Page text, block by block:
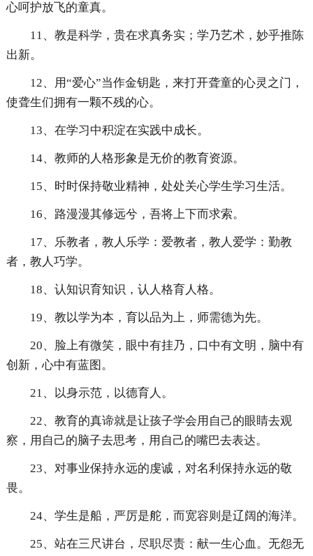
心呵护放飞的童真。
11、教是科学，贵在求真务实；学乃艺术，妙乎推陈
出新。
12、用“爱心”当作金钥匙，来打开聋童的心灵之门，
使聋生们拥有一颗不残的心。
13、在学习中积淀在实践中成长。
14、教师的人格形象是无价的教育资源。
15、时时保持敬业精神，处处关心学生学习生活。
16、路漫漫其修远兮，吾将上下而求索。
17、乐教者，教人乐学：爱教者，教人爱学：勤教
者，教人巧学。
18、认知识育知识，认人格育人格。
19、教以学为本，育以品为上，师需德为先。
20、脸上有微笑，眼中有挂乃，口中有文明，脑中有
创新，心中有蓝图。
21、以身示范，以德育人。
22、教育的真谛就是让孩子学会用自己的眼睛去观
察，用自己的脑子去思考，用自己的嘴巴去表达。
23、对事业保持永远的虔诚，对名利保持永远的敬
畏。
24、学生是船，严厉是舵，而宽容则是辽阔的海洋。
25、站在三尺讲台，尽职尽责：献一生心血。无怨无